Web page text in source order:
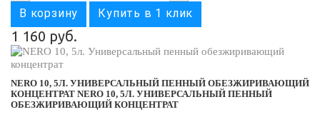
В корзину Купить в 1 клик
1 160 руб.
NERO 10, 5Л. УНИВЕРСАЛЬНЫЙ ПЕННЫЙ ОБЕЗЖИРИВАЮЩИЙ
КОНЦЕНТРАТ NERO 10, 5Л. УНИВЕРСАЛЬНЫЙ ПЕННЫЙ
ОБЕЗЖИРИВАЮЩИЙ КОНЦЕНТРАТ